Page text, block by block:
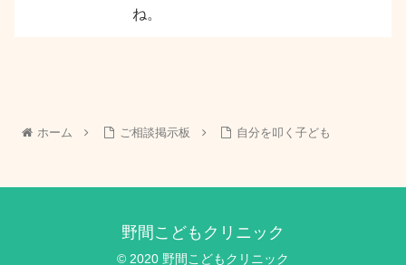
ね。
ホーム ご相談掲示板 自分を叩く子ども
野間こどもクリニック
© 2020 野間こどもクリニック